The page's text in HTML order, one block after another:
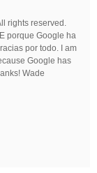
rights reserved.
porque Google ha
por todo. I am
Google has
Wade